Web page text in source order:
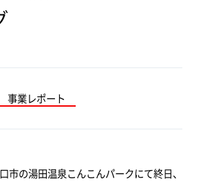
事業レポート
市の湯田温泉こんこんパークにて終日、